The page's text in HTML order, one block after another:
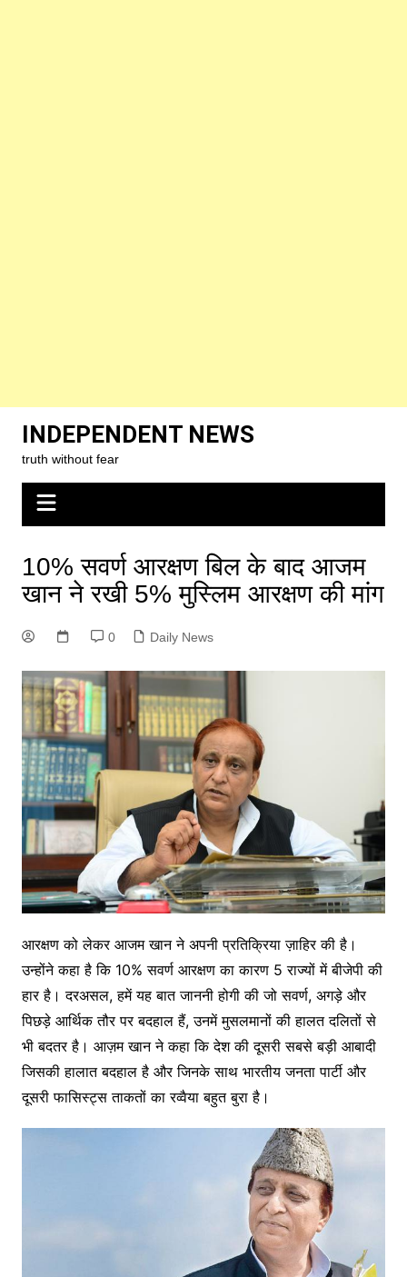
content
INDEPENDENT NEWS
truth without fear
10% सवर्ण आरक्षण बिल के बाद आजम
खान ने रखी 5% मुस्लिम आरक्षण की मांग
0 Daily News
आरक्षण को लेकर आजम खान ने अपनी प्रतिक्रिया ज़ाहिर की है।
उन्होंने कहा है कि 10% सवर्ण आरक्षण का कारण 5 राज्यों में बीजेपी की
हार है। दरअसल, हमें यह बात जाननी होगी की जो सवर्ण, अगड़े और
पिछड़े आर्थिक तौर पर बदहाल हैं, उनमें मुसलमानों की हालत दलितों से
भी बदतर है। आज़म खान ने कहा कि देश की दूसरी सबसे बड़ी आबादी
जिसकी हालात बदहाल है और जिनके साथ भारतीय जनता पार्टी और
दूसरी फासिस्ट्स ताकतों का रव्वैया बहुत बुरा है।